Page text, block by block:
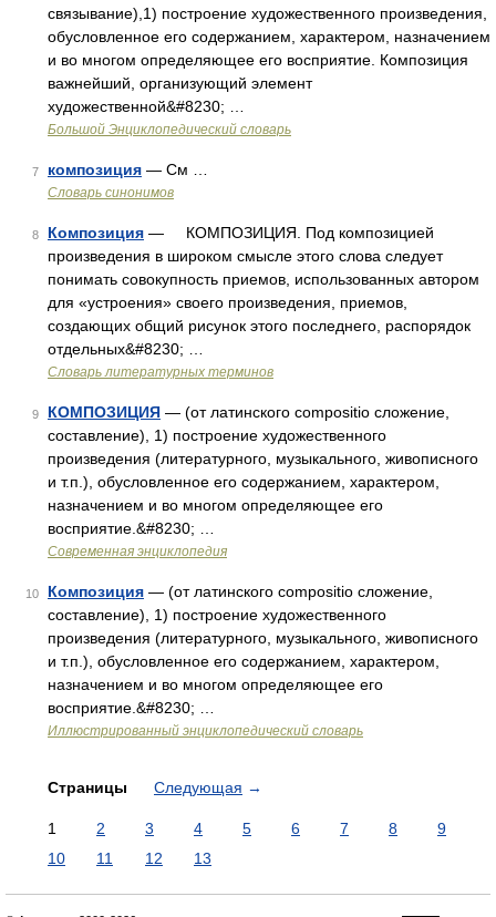
связывание),1) построение художественного произведения,
обусловленное его содержанием, характером, назначением
и во многом определяющее его восприятие. Композиция
важнейший, организующий элемент
художественной&#8230; …
Большой Энциклопедический словарь
7 композиция — См …
Словарь синонимов
8 Композиция — КОМПОЗИЦИЯ. Под композицией
произведения в широком смысле этого слова следует
понимать совокупность приемов, использованных автором
для «устроения» своего произведения, приемов,
создающих общий рисунок этого последнего, распорядок
отдельных&#8230; …
Словарь литературных терминов
9 КОМПОЗИЦИЯ — (от латинского compositio сложение,
составление), 1) построение художественного
произведения (литературного, музыкального, живописного
и т.п.), обусловленное его содержанием, характером,
назначением и во многом определяющее его
восприятие.&#8230; …
Современная энциклопедия
10 Композиция — (от латинского compositio сложение,
составление), 1) построение художественного
произведения (литературного, музыкального, живописного
и т.п.), обусловленное его содержанием, характером,
назначением и во многом определяющее его
восприятие.&#8230; …
Иллюстрированный энциклопедический словарь
Страницы Следующая →
1 2 3 4 5 6 7 8
9
10
11 12 13